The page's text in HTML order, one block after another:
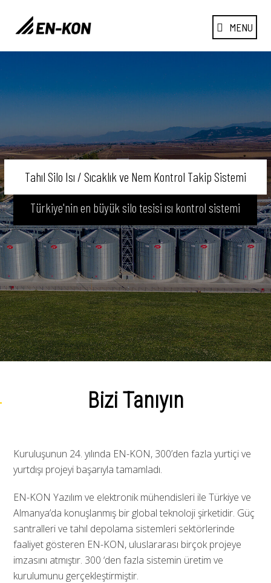
MENU
Tahıl Silo Isı / Sıcaklık ve Nem Kontrol Takip Sistemi
Türkiye'nin en büyük silo tesisi ısı kontrol sistemi
Bizi Tanıyın
Kuruluşunun 24. yılında EN-KON, 300’den fazla yurtiçi ve
yurtdışı projeyi başarıyla tamamladı.
EN-KON Yazılım ve elektronik mühendisleri ile Türkiye ve
Almanya’da konuşlanmış bir global teknoloji şirketidir. Güç
santralleri ve tahıl depolama sistemleri sektörlerinde
faaliyet gösteren EN-KON, uluslararası birçok projeye
imzasını atmıştır. 300 ‘den fazla sistemin üretim ve
kurulumunu gerçekleştirmiştir.